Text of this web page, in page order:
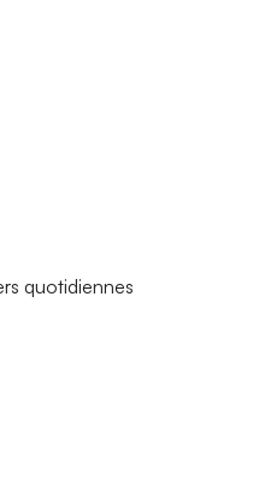
quotidiennes